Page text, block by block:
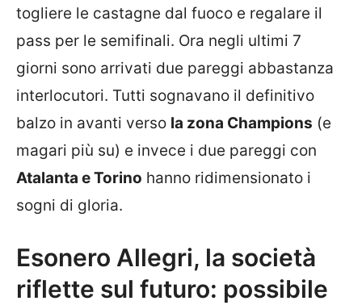
togliere le castagne dal fuoco e regalare il
pass per le semifinali. Ora negli ultimi 7
giorni sono arrivati due pareggi abbastanza
interlocutori. Tutti sognavano il definitivo
balzo in avanti verso la zona Champions (e
magari più su) e invece i due pareggi con
Atalanta e Torino hanno ridimensionato i
sogni di gloria.
Esonero Allegri, la società
riflette sul futuro: possibile